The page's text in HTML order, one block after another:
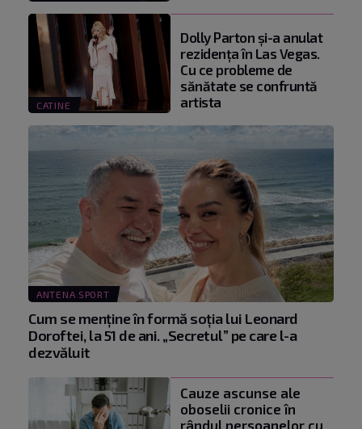
CATINE
Dolly Parton și-a anulat
rezidența în Las Vegas.
Cu ce probleme de
sănătate se confruntă
artista
ANTENA SPORT
Cum se menţine în formă soţia lui Leonard
Doroftei, la 51 de ani. „Secretul” pe care l-a
dezvăluit
Cauze ascunse ale
oboselii cronice în
rândul persoanelor cu